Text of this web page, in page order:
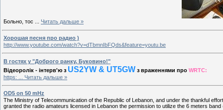
Больно, тос Читать дальше »
Хорошая песня про радио )
http://www.youtube.com/watch?v=dTbmnIbFQds&feature=youtu.be
В гостях у "Доброго ранку, Буковино!"
Відеоролік - інтерв'ю з US2YW & UT5GW з враженнями про WRTC:
https:
Читать дальше »
OD5 on 50 mHz
The Ministry of Telecommunication of the Republic of Lebanon, and under the thankful
granted the radio amateurs licensed in Lebanon the permission to utilize the 6 meters